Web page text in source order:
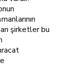
şirketler bu